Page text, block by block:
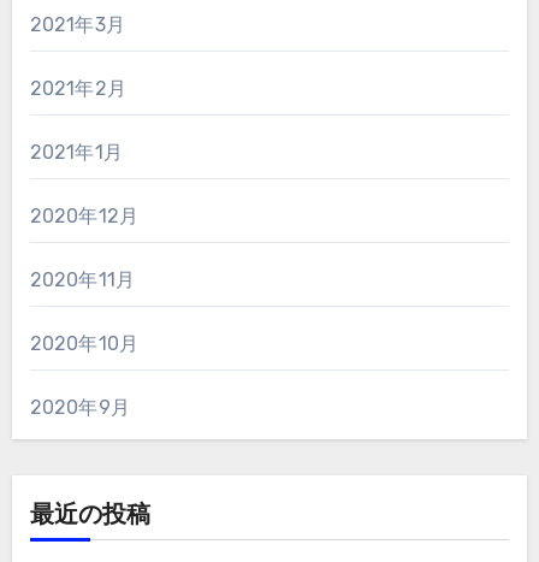
2021年3月
2021年2月
2021年1月
2020年12月
2020年11月
2020年10月
2020年9月
最近の投稿